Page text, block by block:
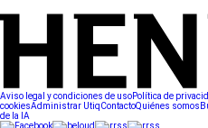
Aviso legal y condiciones de usoPolítica de
cookiesAdministrar UtiqContactoQuiénes somos
de la IA